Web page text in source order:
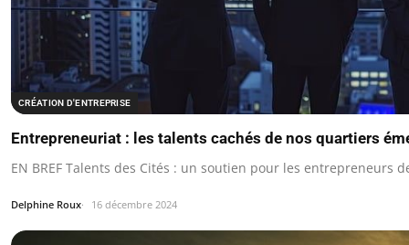
CRÉATION D'ENTREPRISE
Entrepreneuriat : les talents cachés de nos quartiers
EN BREF Talents des Cités : un soutien pour les entrepreneurs
Delphine Roux 16 décembre 2024